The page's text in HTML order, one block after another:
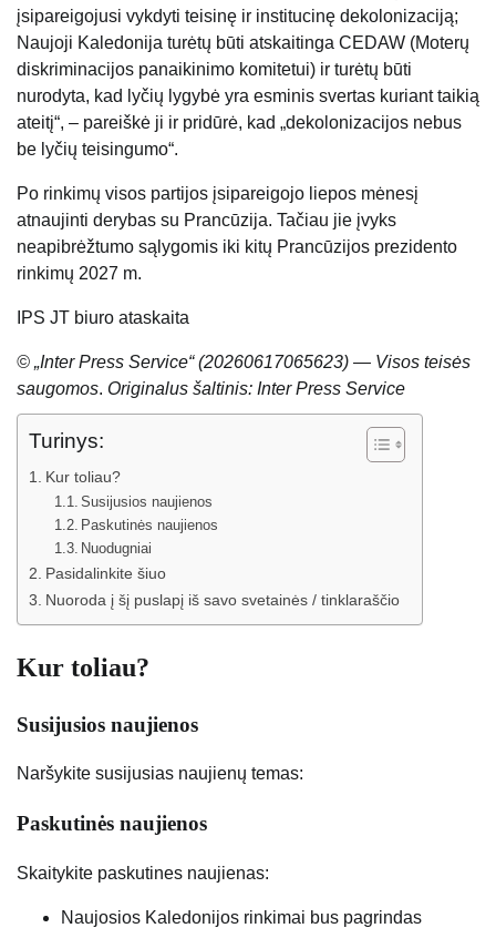
įsipareigojusi vykdyti teisinę ir institucinę dekolonizaciją;
Naujoji Kaledonija turėtų būti atskaitinga CEDAW (Moterų
diskriminacijos panaikinimo komitetui) ir turėtų būti
nurodyta, kad lyčių lygybė yra esminis svertas kuriant taikią
ateitį“, – pareiškė ji ir pridūrė, kad „dekolonizacijos nebus
be lyčių teisingumo“.
Po rinkimų visos partijos įsipareigojo liepos mėnesį
atnaujinti derybas su Prancūzija. Tačiau jie įvyks
neapibrėžtumo sąlygomis iki kitų Prancūzijos prezidento
rinkimų 2027 m.
IPS JT biuro ataskaita
© „Inter Press Service“ (20260617065623) — Visos teisės
saugomos. Originalus šaltinis: Inter Press Service
Turinys:
Kur toliau?
Susijusios naujienos
Paskutinės naujienos
Nuodugniai
Pasidalinkite šiuo
Nuoroda į šį puslapį iš savo svetainės / tinklaraščio
Kur toliau?
Susijusios naujienos
Naršykite susijusias naujienų temas:
Paskutinės naujienos
Skaitykite paskutines naujienas:
Naujosios Kaledonijos rinkimai bus pagrindas